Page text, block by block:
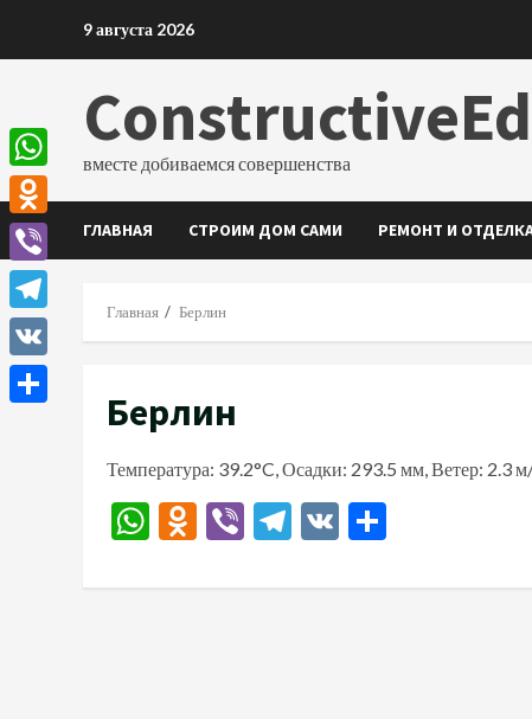
9 августа 2026
вместе добиваемся совершенства
ГЛАВНАЯ СТРОИМ ДОМ САМИ РЕМОНТ И
Главная Берлин
Берлин
Температура: 39.2°C, Осадки: 293.5 мм, Ветер: 2.3
WhatsApp
Odnoklassniki
ViberTelegram
VK
WhatsApp
Odnoklassniki
Viber
Telegram
VK